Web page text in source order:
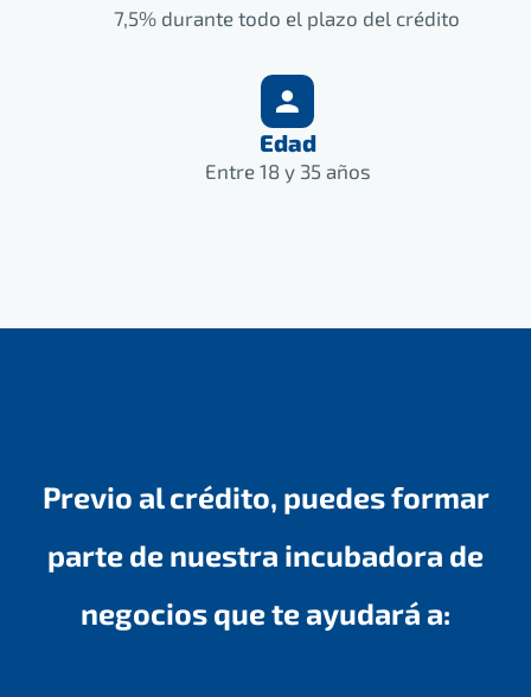
7,5% durante todo el plazo del crédito
Edad
Entre 18 y 35 años
Previo al crédito, puedes formar
parte de nuestra incubadora de
negocios que te ayudará a: